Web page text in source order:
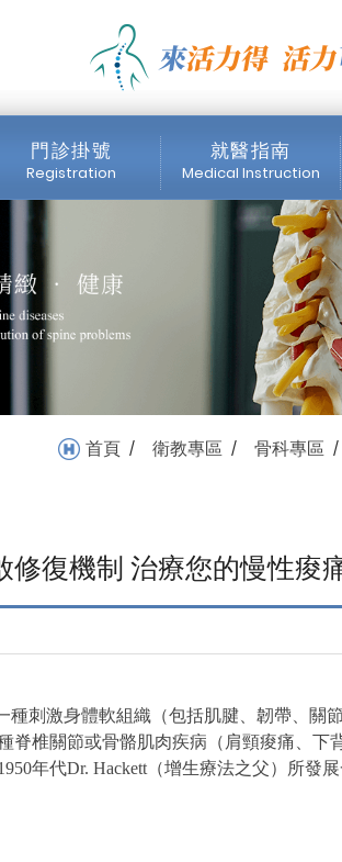
的慢性痠痛_骨
門診掛號
Registration
網路掛號
就醫指南
Medical Instruction
掛號注意事項
收費標準
首頁 / 衛教專區 / 骨科專區 /
修復機制 治療您的慢性痠
種刺激身體軟組織（包括肌腱、韌帶、關
脊椎關節或骨骼肌肉疾病（肩頸痠痛、下
年代Dr. Hackett（增生療法之父）所發